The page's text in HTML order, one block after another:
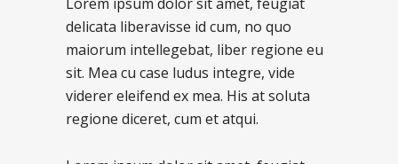
delicata liberavisse id cum, no quo
maiorum intellegebat, liber regione eu
sit. Mea cu case ludus integre, vide
viderer eleifend ex mea. His at soluta
regione diceret, cum et atqui.